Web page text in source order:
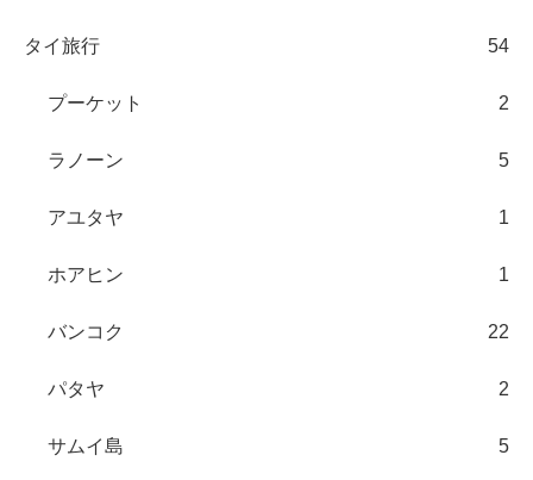
タイ旅行 54
プーケット 2
ラノーン 5
アユタヤ 1
ホアヒン 1
バンコク 22
パタヤ 2
サムイ島 5